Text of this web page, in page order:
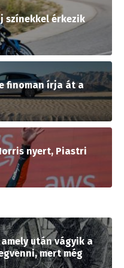
színekkel érkezik
finoman írja át a
nyert, Piastri
amely után vágyik a
mert még